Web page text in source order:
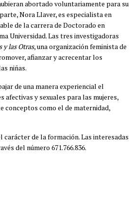
abortado voluntariamente para su
Nora Llaver, es especialista en
de la carrera de Doctorado en
Universidad. Las tres investigadoras
y las Otras, una organización feminista de
afianzar y acrecentar los
niñas.
de una manera experiencial el
afectivas y sexuales para las mujeres,
conceptos como el de maternidad,
de la formación. Las interesadas
del número 671.766.836.